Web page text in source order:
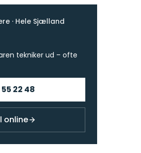
· Hele Sjælland
tekniker ud – ofte
22 48
online